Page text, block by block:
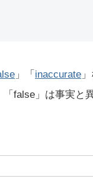
」「 inaccurate
false」は事実と